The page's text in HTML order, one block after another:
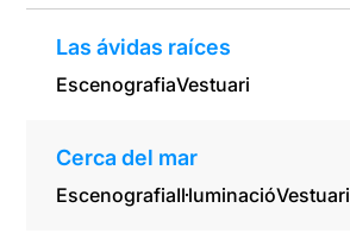
Las ávidas raíces
EscenografiaVestuari
Cerca del mar
EscenografiaIl·luminacióVestuari